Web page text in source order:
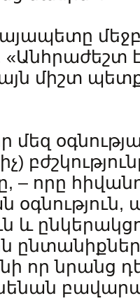
է
միշտ
մեզ
– որը
օգնություն,
և
որ նրանց